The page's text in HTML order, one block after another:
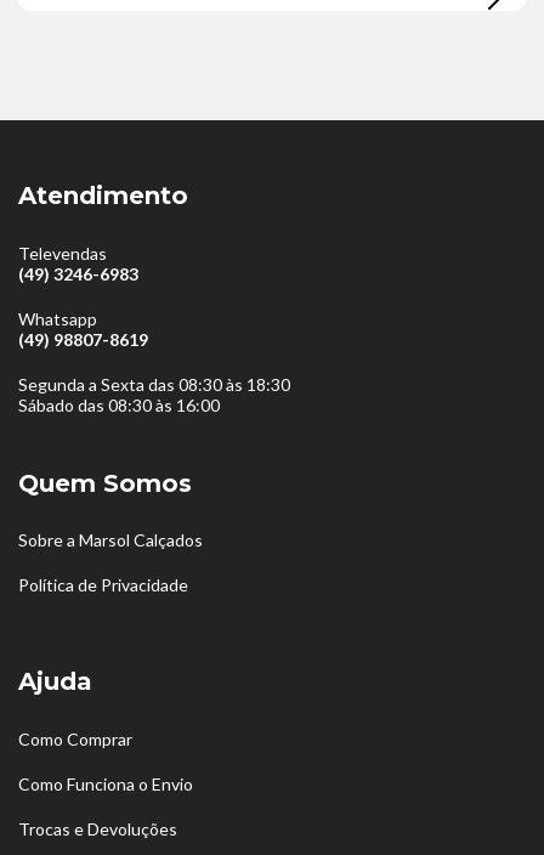
Atendimento
Televendas
(49) 3246-6983
Whatsapp
(49) 98807-8619
Segunda a Sexta das 08:30 às 18:30
Sábado das 08:30 às 16:00
Quem Somos
Sobre a Marsol Calçados
Política de Privacidade
Ajuda
Como Comprar
Como Funciona o Envio
Trocas e Devoluções